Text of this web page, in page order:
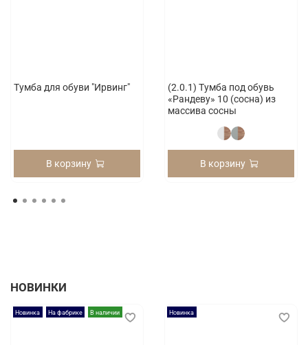
Тумба для обуви "Ирвинг"
В корзину
(2.0.1) Тумба под обувь
«Рандеву» 10 (сосна) из
массива сосны
В корзину
НОВИНКИ
Новинка На фабрике В наличии Новинка